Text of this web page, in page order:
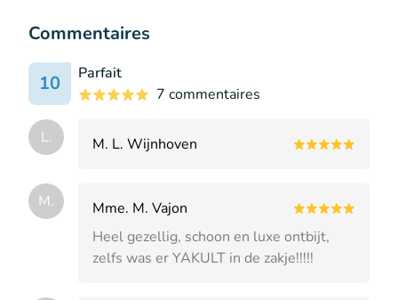
Commentaires
10
Parfait
7 commentaires
L. M. L. Wijnhoven
M.
Mme. M. Vajon
Heel gezellig, schoon en luxe ontbijt,
zelfs was er YAKULT in de zakje!!!!!